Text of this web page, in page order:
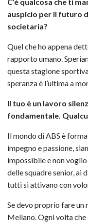
auspicio per il futuro
societaria?
Quel che ho appena
rapporto umano.
questa stagione
speranza è l’ultima a
Il tuo è un lavoro
fondamentale.
Il mondo di ABS è
impegno e passione,
impossibile e non
delle squadre senior, ai
tutti si attivano con
Se devo proprio fare un
Mellano. Ogni volta che